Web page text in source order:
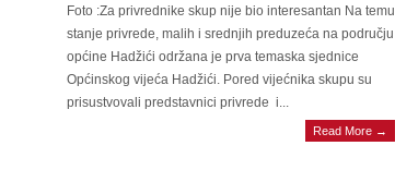
Foto :Za privrednike skup nije bio interesantan Na temu
stanje privrede, malih i srednjih preduzeća na području
općine Hadžići održana je prva temaska sjednice
Općinskog vijeća Hadžići. Pored vijećnika skupu su
prisustvovali predstavnici privrede i...
Read More →
LJUBAN VUKOVIĆ Odbrana Dodikovog
‘TikTok jurišnika’ koji je prijetio sutkinji